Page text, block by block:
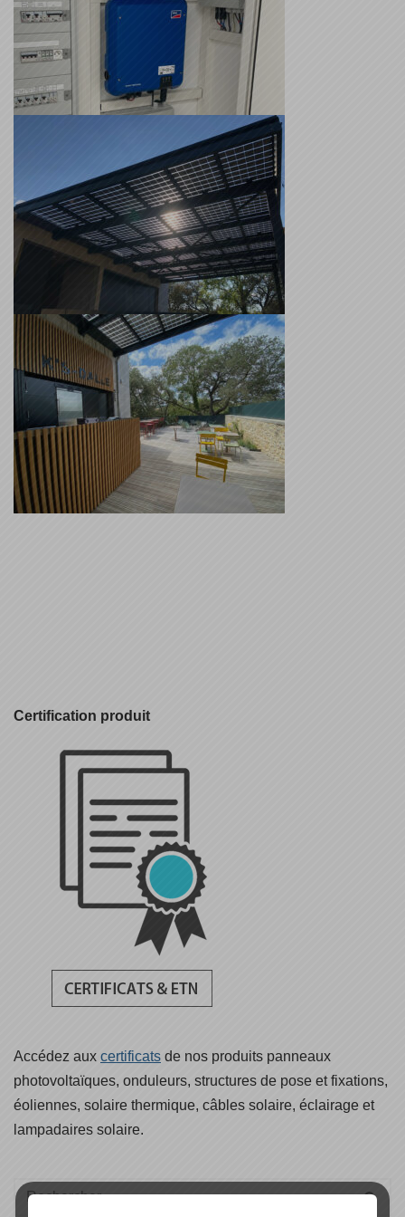
Certification produit
Accédez aux certificats de nos produits panneaux
photovoltaïques, onduleurs, structures de pose et fixations,
éoliennes, solaire thermique, câbles solaire, éclairage et
lampadaires solaire.